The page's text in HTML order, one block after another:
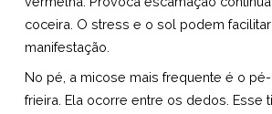
coceira. O stress e o sol podem facilitar
manifestação.
No pé, a micose mais frequente é o
frieira. Ela ocorre entre os dedos. Esse